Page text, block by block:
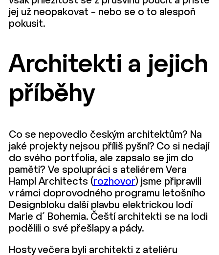
jej už neopakovat – nebo se o to alespoň
pokusit.
Architekti a jejich
příběhy
Co se nepovedlo českým architektům? Na
jaké projekty nejsou příliš pyšní? Co si nedají
do svého portfolia, ale zapsalo se jim do
paměti? Ve spolupráci s ateliérem Vera
Hampl Architects (rozhovor) jsme připravili
v rámci doprovodného programu letošního
Designbloku další plavbu elektrickou lodí
Marie d´ Bohemia. Čeští architekti se na lodi
podělili o své přešlapy a pády.
Hosty večera byli architekti z ateliéru